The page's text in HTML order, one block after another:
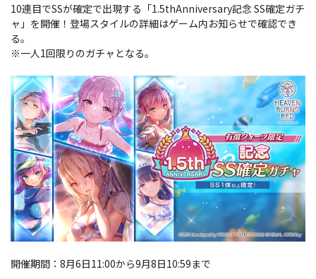
10連目でSSが確定で出現する「1.5thAnniversary記念 SS確定ガチ
ャ」を開催！登場スタイルの詳細はゲーム内お知らせで確認でき
る。
※一人1回限りのガチャとなる。
開催期間：8月6日11:00から9月8日10:59まで